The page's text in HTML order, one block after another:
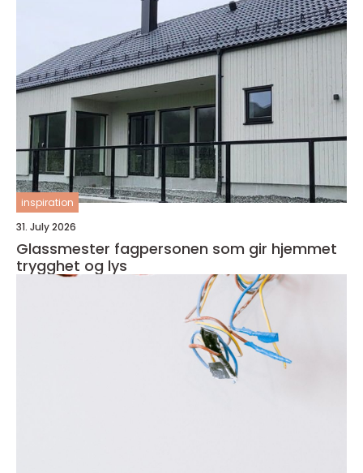
inspiration
31. July 2026
Glassmester fagpersonen som gir hjemmet
trygghet og lys